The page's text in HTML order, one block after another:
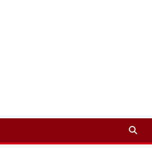
info.cz
on-line